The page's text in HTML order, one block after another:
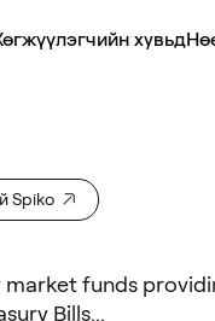
хувьд
Spiko
funds
Bills...